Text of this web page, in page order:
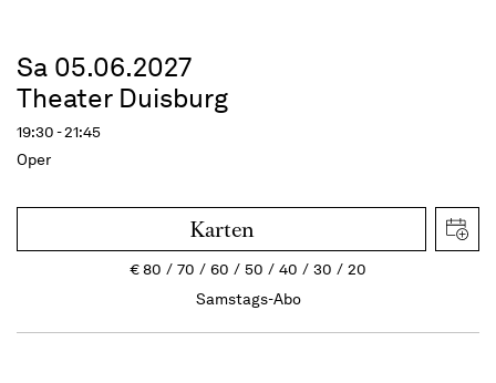
Sa 05.06.2027
Theater Duisburg
19:30 - 21:45
Oper
Karten
€80 70 60 50 40 30
20
Samstags-Abo